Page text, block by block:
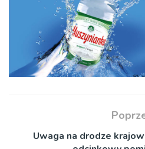
Uwaga na drodze